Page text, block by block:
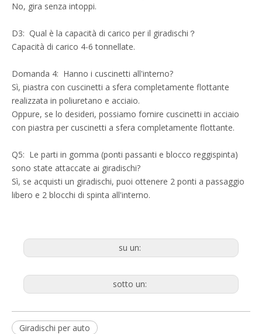
No, gira senza intoppi.
D3: Qual è la capacità di carico per il giradischi？
Capacità di carico 4-6 tonnellate.
Domanda 4: Hanno i cuscinetti all'interno?
Sì, piastra con cuscinetti a sfera completamente flottante
realizzata in poliuretano e acciaio.
Oppure, se lo desideri, possiamo fornire cuscinetti in acciaio
con piastra per cuscinetti a sfera completamente flottante.
Q5: Le parti in gomma (ponti passanti e blocco reggispinta)
sono state attaccate ai giradischi?
Sì, se acquisti un giradischi, puoi ottenere 2 ponti a passaggio
libero e 2 blocchi di spinta all'interno.
su un:
sotto un:
Giradischi per auto